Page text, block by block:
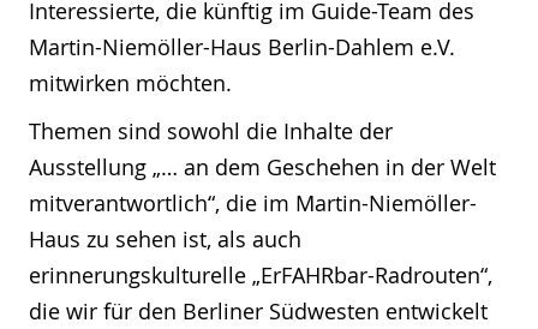
Interessierte, die künftig im Guide-Team des
Martin-Niemöller-Haus Berlin-Dahlem e.V.
mitwirken möchten.
Themen sind sowohl die Inhalte der
Ausstellung „… an dem Geschehen in der Welt
mitverantwortlich“, die im Martin-Niemöller-
Haus zu sehen ist, als auch
erinnerungskulturelle „ErFAHRbar-Radrouten“,
die wir für den Berliner Südwesten entwickelt